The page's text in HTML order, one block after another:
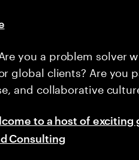
you a problem solver
global clients? Are you
and collaborative
to a host of exciting
Consulting